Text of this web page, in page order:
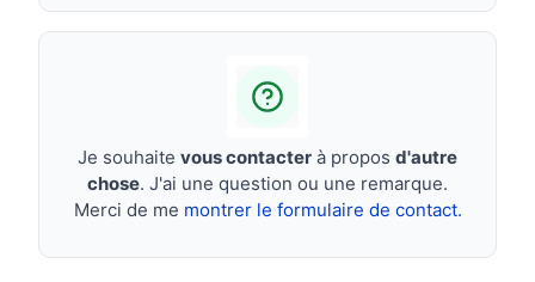
Je souhaite vous contacter à propos d'autre
chose. J'ai une question ou une remarque.
Merci de me montrer le formulaire de contact.